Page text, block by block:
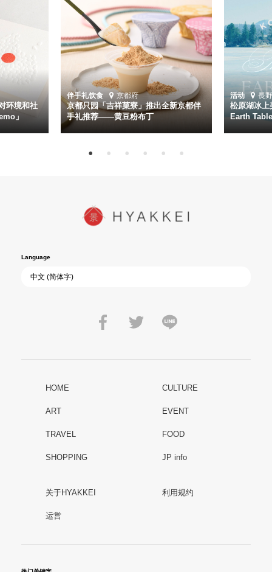
环境和社
」
伴手礼饮食 京都府
京都只园「吉祥菓寮」推出全新京都伴
手礼推荐——黄豆粉布丁
活动 長
松原湖冰
Earth
Language
HOME CULTURE
ART EVENT
TRAVEL FOOD
SHOPPING JP info
关于HYAKKEI 利用规约
运営